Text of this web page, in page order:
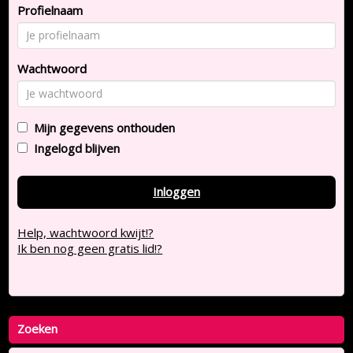
Profielnaam
Wachtwoord
Mijn gegevens onthouden
Ingelogd blijven
Inloggen
Help, wachtwoord kwijt!?
Ik ben nog geen gratis lid!?
Zoeken